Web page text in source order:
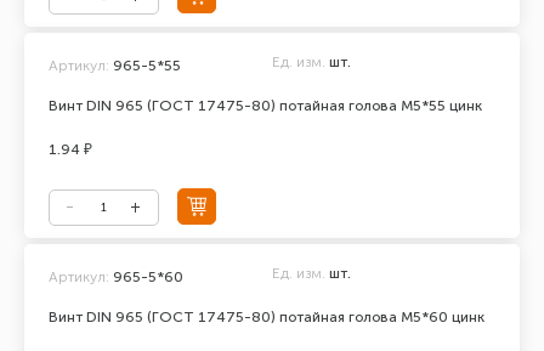
Винт DIN 965 (ГОСТ 17475-80) потайная голова М5*55 цинк
Артикул: 965-5*55 Ед. изм. шт.
1.94 ₽
Винт DIN 965 (ГОСТ 17475-80) потайная голова М5*60 цинк
Артикул: 965-5*60 Ед. изм. шт.